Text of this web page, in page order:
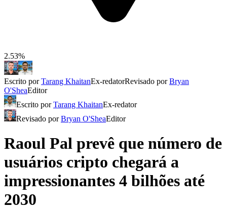
2.53%
Escrito porTarang KhaitanEx-redatorRevisado porBryan
O'SheaEditor
Escrito porTarang KhaitanEx-redator
Revisado porBryan O'SheaEditor
Raoul Pal prevê que número de
usuários cripto chegará a
impressionantes 4 bilhões até
2030